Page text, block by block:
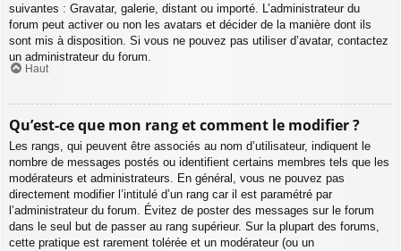
suivantes : Gravatar, galerie, distant ou importé. L’administrateur du
forum peut activer ou non les avatars et décider de la manière dont ils
sont mis à disposition. Si vous ne pouvez pas utiliser d’avatar, contactez
un administrateur du forum.
Haut
Qu’est-ce que mon rang et comment le modifier ?
Les rangs, qui peuvent être associés au nom d’utilisateur, indiquent le
nombre de messages postés ou identifient certains membres tels que les
modérateurs et administrateurs. En général, vous ne pouvez pas
directement modifier l’intitulé d’un rang car il est paramétré par
l’administrateur du forum. Évitez de poster des messages sur le forum
dans le seul but de passer au rang supérieur. Sur la plupart des forums,
cette pratique est rarement tolérée et un modérateur (ou un